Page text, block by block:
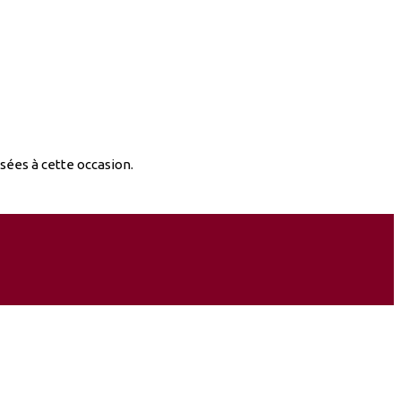
à cette occasion.